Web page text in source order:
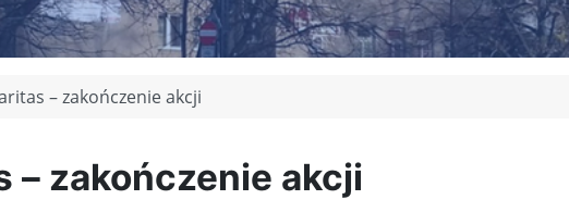
– zakończenie akcji
– zakończenie akcji